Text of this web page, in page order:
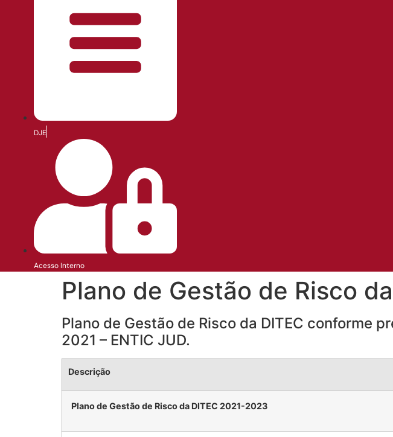
DJE
Acesso Interno
Plano de Gestão de Risco
Plano de Gestão de Risco da DITEC conforme
2021 – ENTIC JUD.
Descrição
Plano de Gestão de Risco da DITEC 2021-2023